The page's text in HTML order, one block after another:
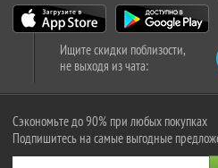
Ищите скидки поблизости,
не выходя из чата:
Сэкономьте до 90% при любых покупках
Подпишитесь на самые выгодные